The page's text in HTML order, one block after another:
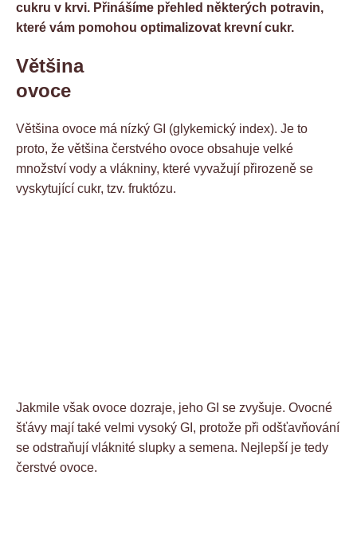
cukru v krvi. Přinášíme přehled některých potravin,
které vám pomohou optimalizovat krevní cukr.
Většina
ovoce
Většina ovoce má nízký GI (glykemický index). Je to
proto, že většina čerstvého ovoce obsahuje velké
množství vody a vlákniny, které vyvažují přirozeně se
vyskytující cukr, tzv. fruktózu.
Jakmile však ovoce dozraje, jeho GI se zvyšuje. Ovocné
šťávy mají také velmi vysoký GI, protože při odšťavňování
se odstraňují vláknité slupky a semena. Nejlepší je tedy
čerstvé ovoce.